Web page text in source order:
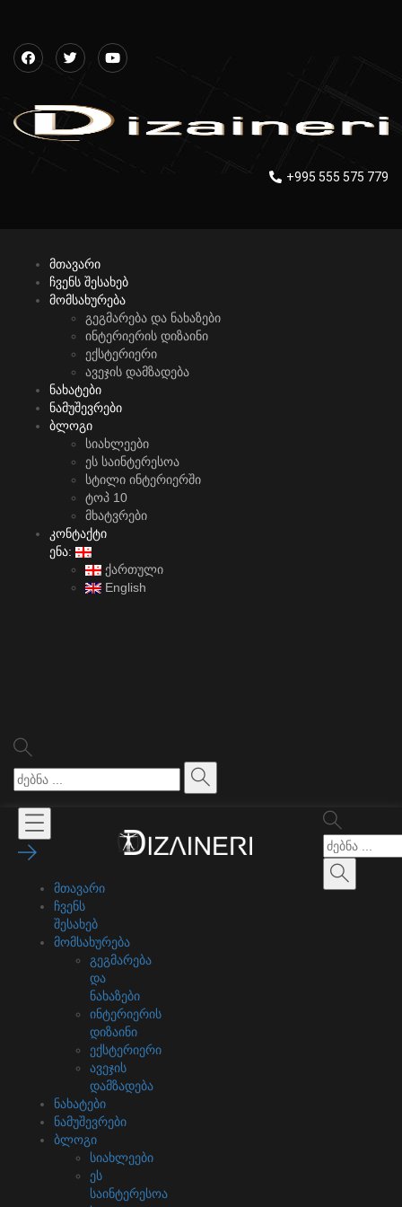
+995 555 575 779
მთავარი
ჩვენს შესახებ
მომსახურება
გეგმარება და ნახაზები
ინტერიერის დიზაინი
ექსტერიერი
ავეჯის დამზადება
ნახატები
ნამუშევრები
ბლოგი
სიახლეები
ეს საინტერესოა
სტილი ინტერიერში
ტოპ 10
მხატვრები
კონტაქტი
ენა:
ქართული
English
მთავარი
ჩვენს
შესახებ
მომსახურება
გეგმარება
და
ნახაზები
ინტერიერის
დიზაინი
ექსტერიერი
ავეჯის
დამზადება
ნახატები
ნამუშევრები
ბლოგი
სიახლეები
ეს
საინტერესოა